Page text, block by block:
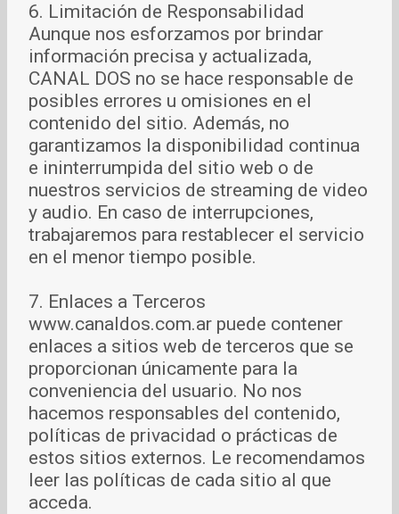
6. Limitación de Responsabilidad
Aunque nos esforzamos por brindar
información precisa y actualizada,
CANAL DOS no se hace responsable de
posibles errores u omisiones en el
contenido del sitio. Además, no
garantizamos la disponibilidad continua
e ininterrumpida del sitio web o de
nuestros servicios de streaming de video
y audio. En caso de interrupciones,
trabajaremos para restablecer el servicio
en el menor tiempo posible.
7. Enlaces a Terceros
www.canaldos.com.ar puede contener
enlaces a sitios web de terceros que se
proporcionan únicamente para la
conveniencia del usuario. No nos
hacemos responsables del contenido,
políticas de privacidad o prácticas de
estos sitios externos. Le recomendamos
leer las políticas de cada sitio al que
acceda.